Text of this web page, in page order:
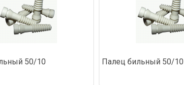
50/10 Палец бильный 50/